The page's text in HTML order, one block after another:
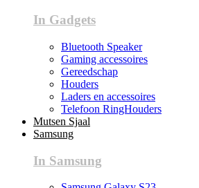
In Gadgets
Bluetooth Speaker
Gaming accessoires
Gereedschap
Houders
Laders en accessoires
Telefoon RingHouders
Mutsen Sjaal
Samsung
In Samsung